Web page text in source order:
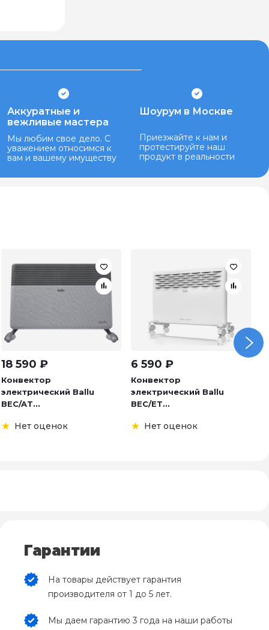
Аккуратные и
вежливые мастера
Мы любим свое дело. С
уважением относимся к
вам и вашему имуществу
Шоурум в Москве
Приезжайте к нам и
протестируйте наш
продукт в реальности
18 590 ₽
Конвектор
электрический Ballu
BEC/AT...
Нет оценок
6 590 ₽
Конвектор
электрический Ballu
BEC/ET...
Нет оценок
Гарантии
На товары действует гарантия
производителя от 1 до 5 лет.
Мы даем гарантию 3 года на наши работы